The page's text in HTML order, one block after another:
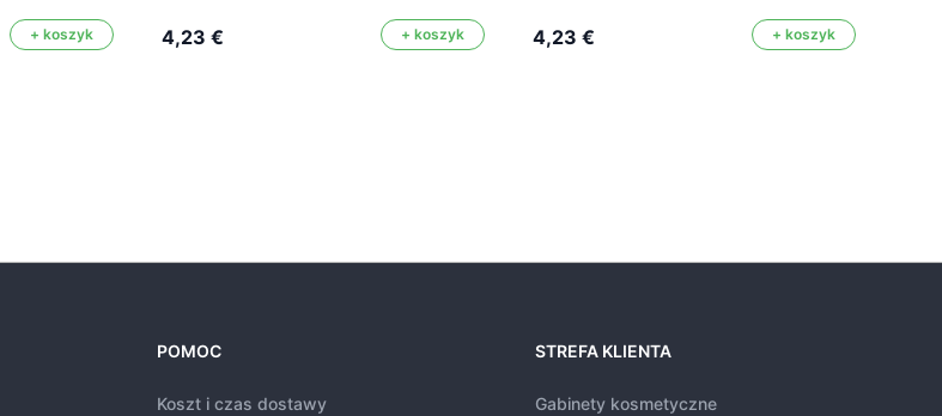
+ koszyk 4,23 € + koszyk 4,23 € + koszyk
POMOC
Koszt i czas dostawy
STREFA KLIENTA
Gabinety kosmetyczne